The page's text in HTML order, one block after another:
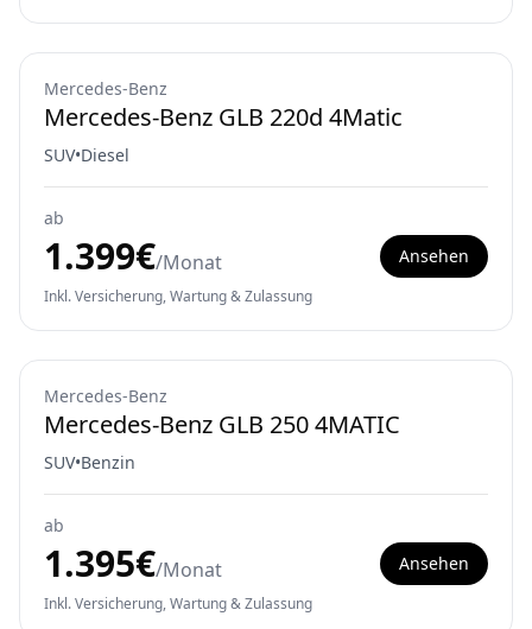
Mercedes-Benz
Mercedes-Benz GLB 220d 4Matic
SUV•Diesel
ab
1.399€/Monat Ansehen
Inkl. Versicherung, Wartung & Zulassung
Mercedes-Benz
Mercedes-Benz GLB 250 4MATIC
SUV•Benzin
ab
1.395€/Monat Ansehen
Inkl. Versicherung, Wartung & Zulassung